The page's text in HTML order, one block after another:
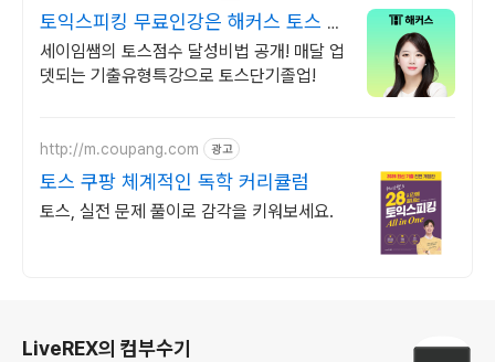
토익스피킹 무료인강은 해커스 토스 자
료집도 무료다
세이임쌤의 토스점수 달성비법 공개! 매달 업
뎃되는 기출유형특강으로 토스단기졸업!
http://m.coupang.com 광고
토스 쿠팡 체계적인 독학 커리큘럼
토스, 실전 문제 풀이로 감각을 키워보세요.
LiveREX의 컴부수기